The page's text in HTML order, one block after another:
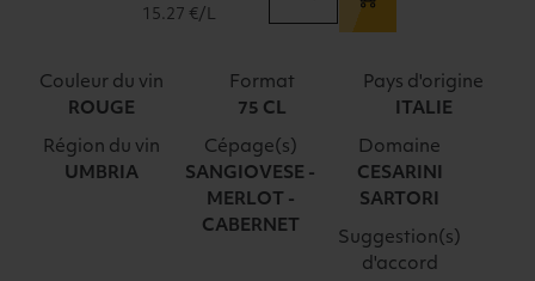
ROSSOBASTARDO
SARTORI
2023
ROUGE
15.27 €/L
Couleur du vin
ROUGE
Format
75 CL
Pays d'origine
ITALIE
Région du vin
UMBRIA
Cépage(s)
SANGIOVESE -
MERLOT -
CABERNET
Domaine
CESARINI
SARTORI
Suggestion(s)
d'accord